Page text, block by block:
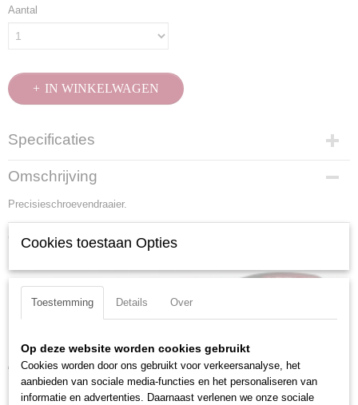
Aantal
IN WINKELWAGEN
Specificaties
Productcode
3177-00
EAN code
7612206044295
Productcode leverancier
Omschrijving
Precisieschroevendraaier.
Ook interessant
Kraftwerk 4115-2 Schroevendraaier Phillips PH 2
€ 4,55
Cookies toestaan Opties
Toestemming Details Over
Op deze website worden cookies gebruikt
Cookies worden door ons gebruikt voor verkeersanalyse, het
aanbieden van sociale media-functies en het personaliseren van
informatie en advertenties. Daarnaast verlenen we onze sociale